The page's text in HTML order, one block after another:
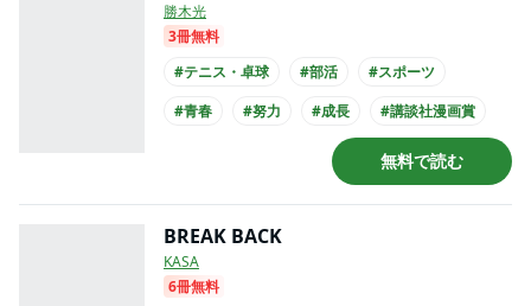
勝木光
3冊無料
#テニス・卓球
#部活
#スポーツ
#青春
#努力 #成長
#講談社漫画賞
#実写化
無料で読む
BREAK BACK
KASA
6冊無料